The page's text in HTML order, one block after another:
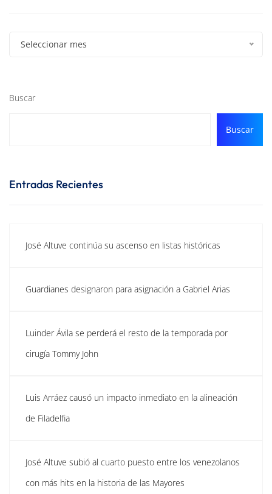
Seleccionar mes
Buscar
Buscar
Entradas Recientes
José Altuve continúa su ascenso en listas históricas
Guardianes designaron para asignación a Gabriel Arias
Luinder Ávila se perderá el resto de la temporada por
cirugía Tommy John
Luis Arráez causó un impacto inmediato en la alineación
de Filadelfia
José Altuve subió al cuarto puesto entre los venezolanos
con más hits en la historia de las Mayores